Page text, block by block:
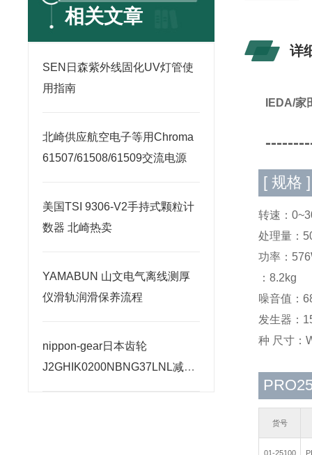
相关文章
SEN日森紫外线固化UV灯管使
用指南
北崎供应航空电子等用Chroma
61507/61508/61509交流电源
美国TSI 9306-V2手持式颗粒计
数器 北崎热卖
YAMABUN 山文电气离线测厚
仪滑轨润滑保养流程
nippon-gear日本齿轮
J2GHIK0200NBNG37LNL减速
详
IEDA/
[ 规格 ]
转速：
处理量：
功率：
：8.2kg
噪音值：
发生器：
种 尺寸：
货号
01-25100